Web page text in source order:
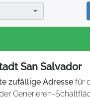
San Salvador
zufällige Adresse für
Generieren-